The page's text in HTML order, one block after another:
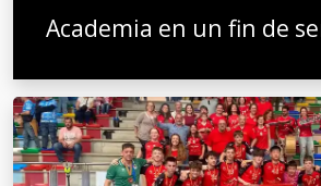
Academia en un fin de